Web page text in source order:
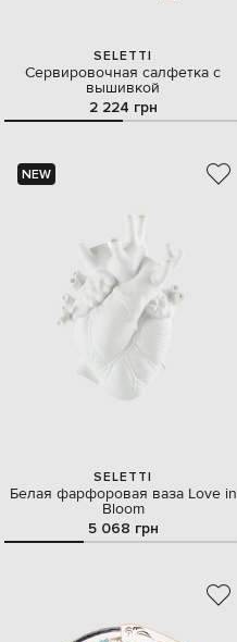
SELETTI
Сервировочная салфетка с
вышивкой
2 224 грн
NEW
SELETTI
Белая фарфоровая ваза Love in
Bloom
5 068 грн